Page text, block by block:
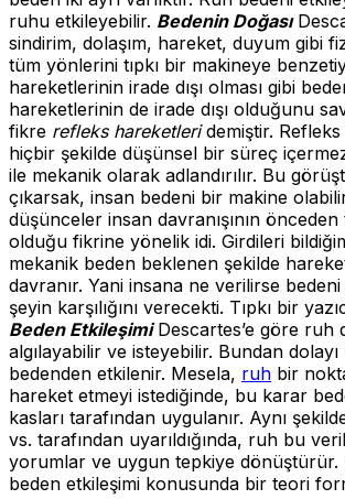
ruhu etkileyebilir. Bedenin Doğası
sindirim, dolaşım, hareket, duyum gibi
tüm yönlerini tıpkı bir makineye
hareketlerinin irade dışı olması gibi
hareketlerinin de irade dışı olduğunu
fikre refleks hareketleridemiştir.
hiçbir şekilde düşünsel bir süreç
ile mekanik olarak adlandırılır. Bu
çıkarsak, insan bedeni bir makine
düşünceler insan davranışının
olduğu fikrine yönelik idi. Girdileri
mekanik beden beklenen şekilde
davranır. Yani insana ne verilirse
şeyin karşılığını verecekti. Tıpkı bir
Beden EtkileşimiDescartes’e göre ruh
algılayabilir ve isteyebilir. Bundan
bedenden etkilenir. Mesela, ruh bir
hareket etmeyi istediğinde, bu karar
kasları tarafından uygulanır. Aynı
vs. tarafından uyarıldığında, ruh bu
yorumlar ve uygun tepkiye dönüştürür.
beden etkileşimi konusunda bir teori